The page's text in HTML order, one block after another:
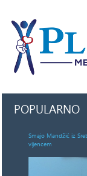
POPULARNO
Smajo Mandžić iz
vijencem